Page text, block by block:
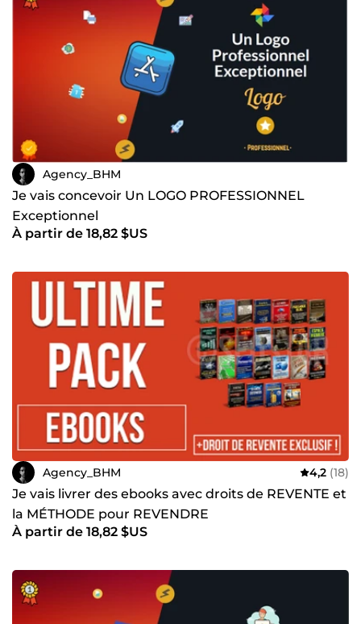
Agency_BHM
Je vais concevoir Un LOGO PROFESSIONNEL
Exceptionnel
À partir de 18,82 $US
Agency_BHM 4,2 (18)
Je vais livrer des ebooks avec droits de REVENTE et
la MÉTHODE pour REVENDRE
À partir de 18,82 $US